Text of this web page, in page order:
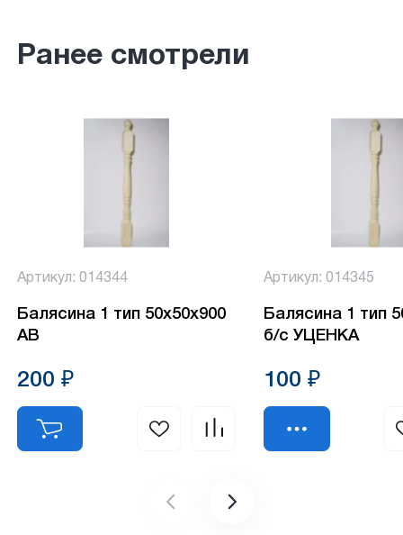
Ранее смотрели
Артикул: 014344
Балясина 1 тип 50х50х900
АВ
200 ₽
Артикул: 014345
Балясина 1 тип
б/с УЦЕНКА
100 ₽